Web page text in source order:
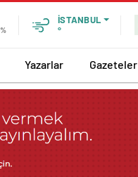
İSTANBUL
°
Yazarlar Gazeteler